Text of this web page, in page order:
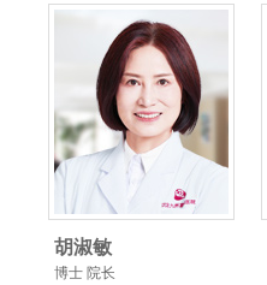
胡淑敏
博士 院长